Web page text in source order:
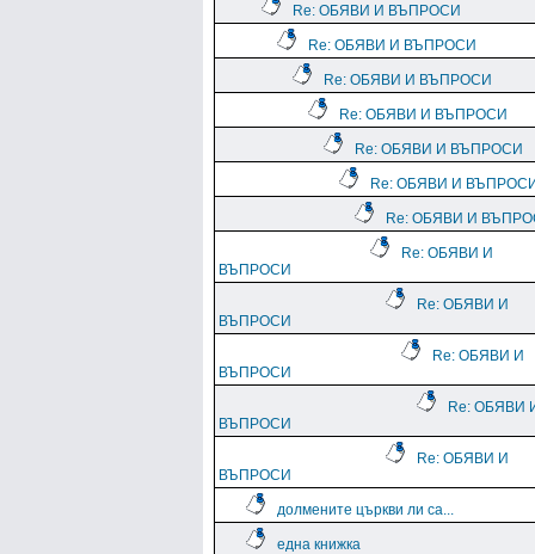
Re: ОБЯВИ И ВЪПРОСИ
Re: ОБЯВИ И ВЪПРОСИ
Re: ОБЯВИ И ВЪПРОСИ
Re: ОБЯВИ И ВЪПРОСИ
Re: ОБЯВИ И ВЪПРОСИ
Re: ОБЯВИ И
Re: ОБЯВИ И
Re: ОБЯВИ И
ВЪПРОСИ
Re: ОБЯВИ И
ВЪПРОСИ
Re: ОБЯВИ И
ВЪПРОСИ
Re: ОБЯВИ
ВЪПРОСИ
Re: ОБЯВИ И
ВЪПРОСИ
долмените църкви ли са...
една книжка